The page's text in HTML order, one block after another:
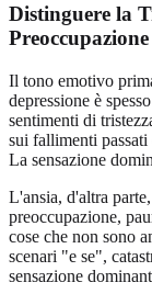
Distinguere la
Il tono emotivo
depressione è
sentimenti di
sui fallimenti
La sensazione
L'ansia, d'altra
preoccupazione,
cose che non sono
scenari "e se",
sensazione